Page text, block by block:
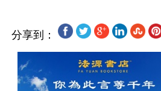
分享到：